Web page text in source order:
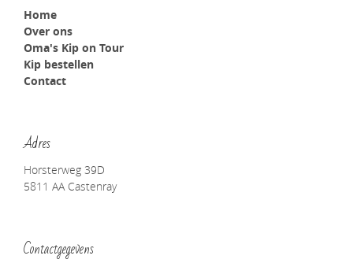
Home
Over ons
Oma's Kip on Tour
Kip bestellen
Contact
Adres
Horsterweg 39D
5811 AA Castenray
Contactgegevens